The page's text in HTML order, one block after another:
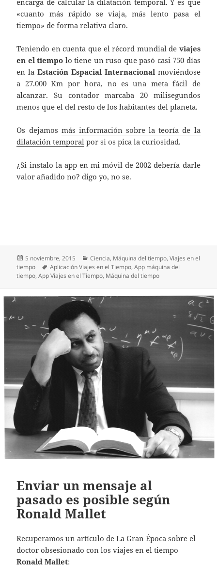
encarga de calcular la dilatación temporal. Y es que
«cuanto más rápido se viaja, más lento pasa el
tiempo» de forma relativa claro.
Teniendo en cuenta que el récord mundial de viajes
en el tiempo lo tiene un ruso que pasó casi 750 días
en laEstación Espacial Internacionalmoviéndose
a 27.000 Km por hora, no es una meta fácil de
alcanzar. Su contador marcaba 20 milisegundos
menos que el del resto de los habitantes del planeta.
Os dejamos más información sobre la teoría de la
dilatación temporal por si os pica la curiosidad.
¿Si instalo la app en mi móvil de 2002 debería darle
valor añadido no? digo yo, no se.
Publicado
el
5 noviembre, 2015 Categorías
Ciencia, Máquina del tiempo,Viajes en el
tiempo
Etiquetas
Aplicación Viajes en el Tiempo,App máquina del
tiempo,App Viajes en el Tiempo, Máquina del tiempo
Enviar un mensaje al
pasado es posible según
Ronald Mallet
Recuperamos un artículo de La Gran Época sobre el
doctor obsesionado con los viajes en el tiempo
Ronald Mallet: